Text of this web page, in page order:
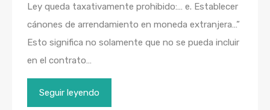
Ley queda taxativamente prohibido:… e. Establecer
cánones de arrendamiento en moneda extranjera…”
Esto significa no solamente que no se pueda incluir
en el contrato…
Seguir leyendo